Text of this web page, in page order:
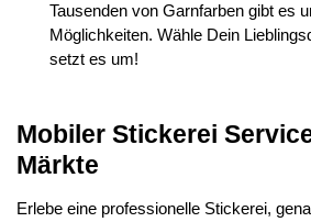
Tausenden von Garnfarben gibt es
Möglichkeiten. Wähle Dein
setzt es um!
Mobiler Stickerei
Märkte
Erlebe eine professionelle Stickerei,